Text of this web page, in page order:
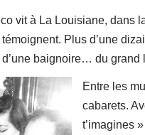
vit à La Louisiane,
Plus d’une
baignoire… du grand
Entre les
cabarets.
t’imagines